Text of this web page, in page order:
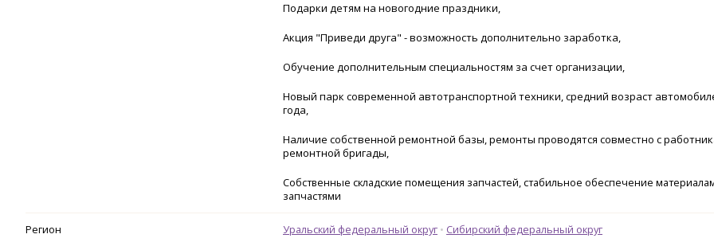
Подарки детям на новогодние праздники,
Акция "Приведи друга" - возможность дополнительно заработка,
Обучение дополнительным специальностям за счет организации,
Новый парк современной автотранспортной техники, средний возраст
года,
Наличие собственной ремонтной базы, ремонты проводятся совместно с
ремонтной бригады,
Собственные складские помещения запчастей, стабильное обеспечение
запчастями
Регион Уральский федеральный округ Сибирский федеральный округ